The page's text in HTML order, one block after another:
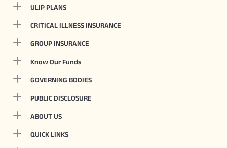
ULIP PLANS
CRITICAL ILLNESS INSURANCE
GROUP INSURANCE
Know Our Funds
GOVERNING BODIES
PUBLIC DISCLOSURE
ABOUT US
QUICK LINKS